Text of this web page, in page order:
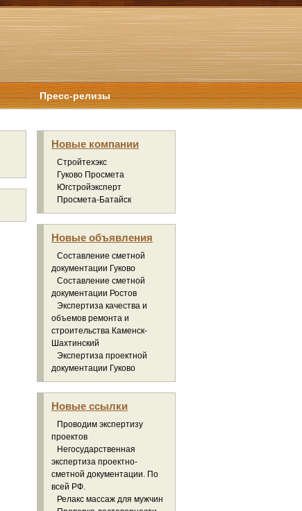
Пресс-релизы
Новые компании
Стройтехэкс
Гуково Просмета
Югстройэксперт
Просмета-Батайск
Новые объявления
Составление сметной
документации Гуково
Составление сметной
документации Ростов
Экспертиза качества и
объемов ремонта и
строительства Каменск-
Шахтинский
Экспертиза проектной
документации Гуково
Новые ссылки
Проводим экспертизу
проектов
Негосударственная
экспертиза проектно-
сметной документации. По
всей РФ.
Релакс массаж для мужчин